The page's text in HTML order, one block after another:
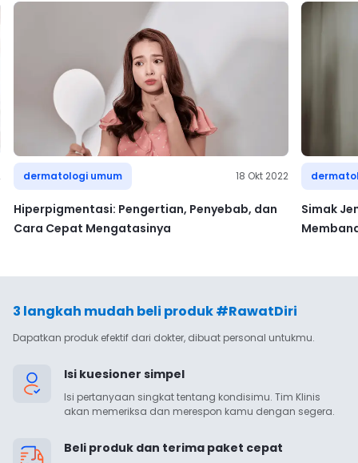
dermatologi umum 18 Okt 2022
Hiperpigmentasi: Pengertian, Penyebab, dan
Cara Cepat Mengatasinya
Simak
3 langkah mudah beli produk #RawatDiri
Dapatkan produk efektif dari dokter, dibuat personal untukmu.
Isi kuesioner simpel
Isi pertanyaan singkat tentang kondisimu. Tim Klinis
akan memeriksa dan merespon kamu dengan segera.
Beli produk dan terima paket cepat